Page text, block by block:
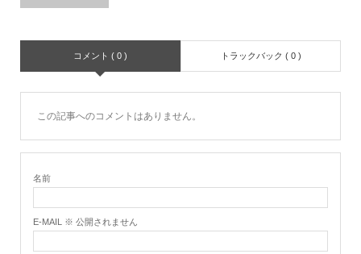
コメント ( 0 ) トラックバック ( 0 )
この記事へのコメントはありません。
名前
E-MAIL ※ 公開されません